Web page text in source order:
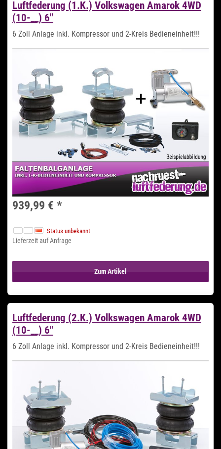
Luftfederung (1.K.) Volkswagen Amarok 4WD
(10-__) 6"
6 Zoll Anlage inkl. Kompressor und 2-Kreis Bedieneinheit!!!
939,99 € *
Status unbekannt
Lieferzeit auf Anfrage
Zum Artikel
Luftfederung (2.K.) Volkswagen Amarok 4WD
(10-__) 6"
6 Zoll Anlage inkl. Kompressor und 2-Kreis Bedieneinheit!!!